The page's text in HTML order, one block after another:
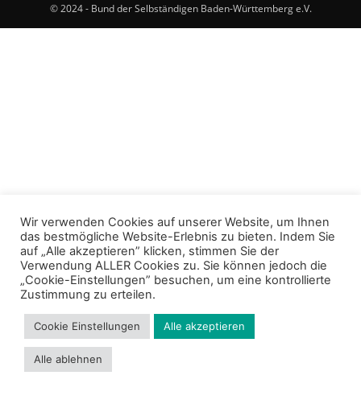
© 2024 - Bund der Selbständigen Baden-Württemberg e.V.
Wir verwenden Cookies auf unserer Website, um Ihnen
das bestmögliche Website-Erlebnis zu bieten. Indem Sie
auf „Alle akzeptieren” klicken, stimmen Sie der
Verwendung ALLER Cookies zu. Sie können jedoch die
„Cookie-Einstellungen” besuchen, um eine kontrollierte
Zustimmung zu erteilen.
Cookie Einstellungen Alle akzeptieren
Alle ablehnen